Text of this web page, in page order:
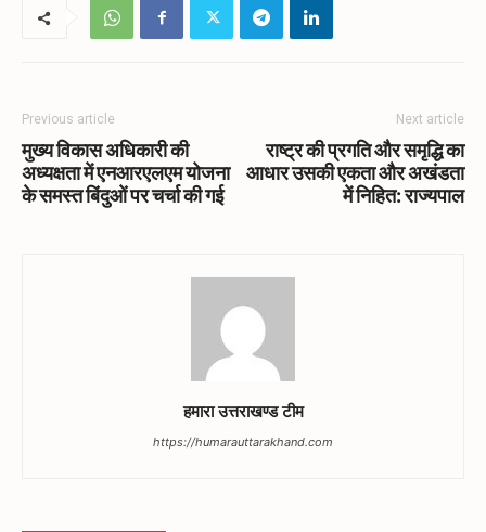
Previous article
मुख्य विकास अधिकारी की
अध्यक्षता में एनआरएलएम योजना
के समस्त बिंदुओं पर चर्चा की गई
Next article
राष्ट्र की प्रगति और समृद्धि का
आधार उसकी एकता और अखंडता
में निहित: राज्यपाल
हमारा उत्तराखण्ड टीम
https://humarauttarakhand.com